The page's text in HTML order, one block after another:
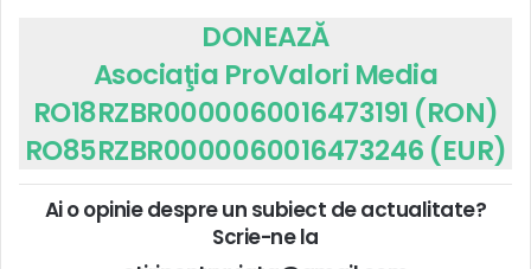
DONEAZĂ
Asociaţia ProValori Media
RO18RZBR0000060016473191 (RON)
RO85RZBR0000060016473246 (EUR)
Ai o opinie despre un subiect de actualitate?
Scrie-ne la